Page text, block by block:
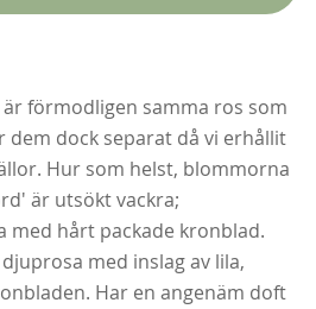
förmodligen samma ros som
dem dock separat då vi erhållit
Hur som helst, blommorna
är utsökt vackra;
med hårt packade kronblad.
med inslag av lila,
Har en angenäm doft